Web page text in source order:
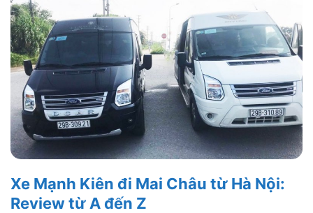
Xe Mạnh Kiên đi Mai Châu từ Hà Nội:
Review từ A đến Z